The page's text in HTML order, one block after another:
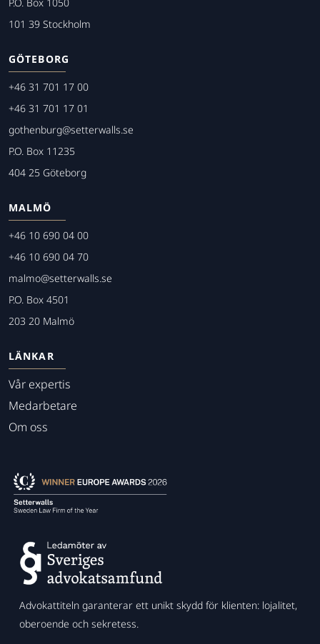
101 39 Stockholm
GÖTEBORG
+46 31 701 17 00
+46 31 701 17 01
gothenburg@setterwalls.se
P.O. Box 11235
404 25 Göteborg
MALMÖ
+46 10 690 04 00
+46 10 690 04 70
malmo@setterwalls.se
P.O. Box 4501
203 20 Malmö
LÄNKAR
Vår expertis
Medarbetare
Om oss
Advokattiteln garanterar ett unikt skydd för klienten: lojalitet,
oberoende och sekretess.